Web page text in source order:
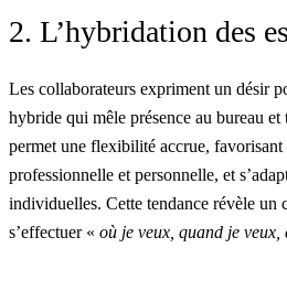
2. L’hybridation des
Les collaborateurs expriment un désir
hybride qui mêle présence au bureau
permet une flexibilité accrue,
professionnelle et personnelle, et
individuelles. Cette tendance révèle un
s’effectuer « où je veux, quand je veux,